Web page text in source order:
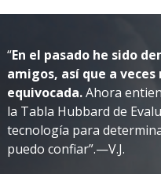
“En el pasado he sido
amigos, así que a
equivocada.Ahora
la Tabla Hubbard de
tecnología para
puedo confiar”.—V.J.